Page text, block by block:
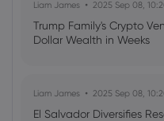
Liam James 2025 Sep 08,
Trump Family's Crypto
Dollar Wealth in Weeks
Liam James 2025 Sep 08,
El Salvador Diversifies